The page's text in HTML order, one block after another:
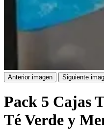
Anterior imagen Siguiente
Pack 5 Cajas
Té Verde y